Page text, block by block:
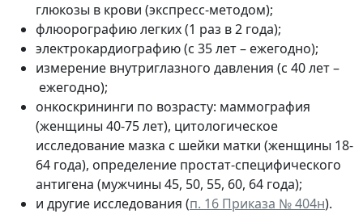
глюкозы в крови (экспресс-методом);
флюорографию легких (1 раз в 2 года);
электрокардиографию (с 35 лет – ежегодно);
измерение внутриглазного давления (с 40 лет –
ежегодно);
онкоскрининги по возрасту: маммография
(женщины 40-75 лет), цитологическое
исследование мазка с шейки матки (женщины 18-
64 года), определение простат-специфического
антигена (мужчины 45, 50, 55, 60, 64 года);
и другие исследования (п. 16 Приказа № 404н).